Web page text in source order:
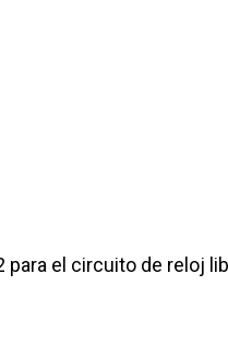
el circuito de reloj